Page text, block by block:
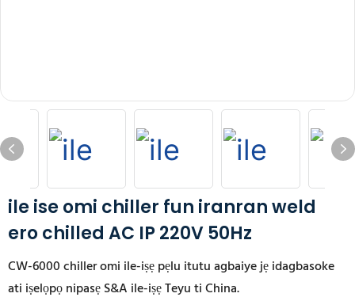
ile ise omi chiller fun iranran weld
ero chilled AC IP 220V 50Hz
CW-6000 chiller omi ile-iṣẹ pẹlu itutu agbaiye jẹ idagbasoke
ati iṣelọpọ nipasẹ S&A ile-iṣẹ Teyu ti China.